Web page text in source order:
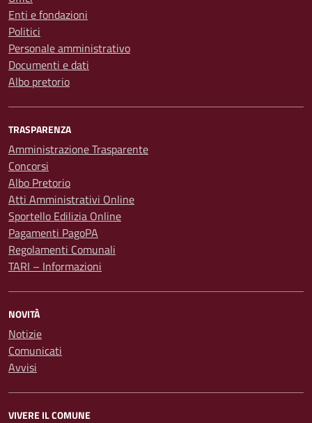
Enti e fondazioni
Politici
Personale amministrativo
Documenti e dati
Albo pretorio
TRASPARENZA
Amministrazione Trasparente
Concorsi
Albo Pretorio
Atti Amministrativi Online
Sportello Edilizia Online
Pagamenti PagoPA
Regolamenti Comunali
TARI – Informazioni
NOVITÀ
Notizie
Comunicati
Avvisi
VIVERE IL COMUNE